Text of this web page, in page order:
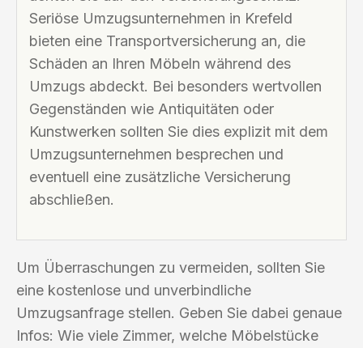
Seriöse Umzugsunternehmen in Krefeld
bieten eine Transportversicherung an, die
Schäden an Ihren Möbeln während des
Umzugs abdeckt. Bei besonders wertvollen
Gegenständen wie Antiquitäten oder
Kunstwerken sollten Sie dies explizit mit dem
Umzugsunternehmen besprechen und
eventuell eine zusätzliche Versicherung
abschließen.
Um Überraschungen zu vermeiden, sollten Sie
eine kostenlose und unverbindliche
Umzugsanfrage stellen. Geben Sie dabei genaue
Infos: Wie viele Zimmer, welche Möbelstücke